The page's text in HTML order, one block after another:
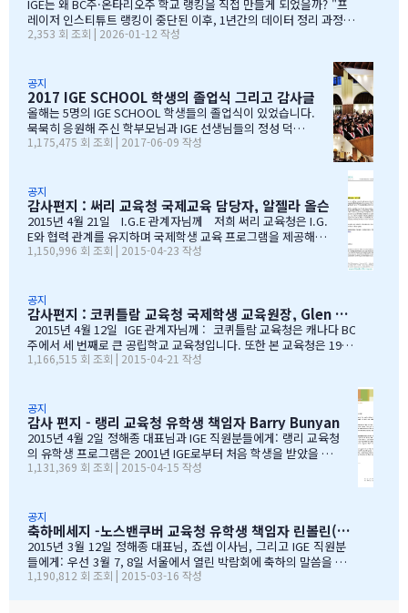
IGE는 왜 BC주·온타리오주 학교 랭킹을 직접 만들게 되었을까? "프
레이저 인스티튜트 랭킹이 중단된 이후, 1년간의 데이터 정리 과정을
공유합니다" 처음부터 랭킹을 만들려던 건 아니었습니다 IGE도 그동
er Institute)의 랭킹을 참고해왔습니다. 학교 상담 시 참고 자료로
활용하기 좋았습니다. 그런데 문제가 생겼습니다. BC주 세컨더리 랭
킹이 지난 7~8년 동안 업데이트되지 않고 있었습니다. 최근 자료로 B
C주 세컨더리 학교들의 현황을 파악하고 싶었는데, 참고할 만한 데이
터가 없어 어려움이 있었습니다. 그래서 직접 자료를 찾아보기 시작
했습니다. '혹시 어딘가에 최신 학업 데이터가 있지 않을까?' 하는 마
2,353 회 조회 | 2026-01-12 작성
공지
2017 IGE SCHOOL 학생의 졸업식 그리고 감사글
올해는 5명의 IGE SCHOOL 학생들의 졸업식이 있었습니다.
묵묵히 응원해 주신 학부모님과 IGE 선생님들의 정성 덕에
모두 원하는 대학에 진학을 하게 되었음을 진심으로 감사드
1:52 39 읽음 한국시간으로 오늘 저녁 st.john졸업식이 시
작됩니다.오늘 졸업식에는 개인적인 사정으로 함께하지 못
하지만아쉬운 마음을 담아 함께 축하의 인사를 전합니다.오
늘 졸업식이 아이들만의 졸업식이 아닌몇년동안 저희 부모
를 대신해 앞장 서 이끌어 주신선생님들의 졸업식이라 해도
나조카처럼 야단도치시고 때로는 버릇없이 한 행동들에도너
그러이 이해해주신 조셉이사님,아이들의 구멍난 빈 자리를
말없이…
1,175,475 회 조회 | 2017-06-09 작성
공지
감사편지 : 써리 교육청 국제교육 담당자, 알젤라 올슨
2015년 4월 21일 I.G.E 관계자님께 저희 써리 교육청은 I.G.
E와 협력 관계를 유지하며 국제학생 교육 프로그램을 제공해올
수 있음에 만족하고 있습니다. I.G.E는 지난 10년간 써리 교육
수 있도록 많은 도움을 주었습니다. 특별히 정해종 대표님을 비
롯한 많은 I.G.E의 직원 여러분께서 종합적인 오리엔테이션과
정착서비스, 방과후 프로그램, 홈스테이 프로그램을 비롯한 다
양한 서비스를 제공해 주시는 등 물심양면의 지원을 해주셨습
니다. 이 같은 집중적 학습관리와 준비 프로그램, 그리고 지속
써리로의 유학을 희망하는 국제학생들을 위해 I.G.E와 협력 관
계를 유지해나갈 수 있…
1,150,996 회 조회 | 2015-04-23 작성
공지
감사편지 : 코퀴틀람 교육청 국제학생 교육원장, Glen Conley
2015년 4월 12일 IGE 관계자님께 : 코퀴틀람 교육청은 캐나다 BC
주에서 세 번째로 큰 공립학교 교육청입니다. 또한 본 교육청은 1999
년부터 ‘국제학생 프로그램’을 제공해왔으며, 현재 캐나다에서 가장
때문에 이루어낼 수 있었던 것이라고 생각합니다. 코퀴틀람 교육청
이 IGE를 통해 국제학생 프로그램을 제공해 온지도 10년이 되어갑니
다. 그리고 이렇게 긴 시간 동안 많은 가족과 학생들이 캐나다에 잘
정착하여 공부할 수 있었던 데에는, 정해종 대표님을 비롯하여 모든 I
GE 직원의 헌신적인 노력이 있었음을 잘 알고 있습니다. 우리는 IGE
1,166,515 회 조회 | 2015-04-21 작성
공지
감사 편지 - 랭리 교육청 유학생 책임자 Barry Bunyan
2015년 4월 2일 정해종 대표님과 IGE 직원분들에게: 랭리 교육청
의 유학생 프로그램은 2001년 IGE로부터 처음 학생을 받았을 때
부터 IGE와 오랜 시간동안 신뢰있는 관계로 좋은 시간을 보내왔습
람회에 참가하길 고대합니다. IGE 직원들은 조직 기술과 정보의
상세함, 그리고 테이블에 앉아 학부모님들과 소통할 때 IGE 통역
사 분들의 친절함과 지지적인 태도는 저에게 지속적으로 깊은 인
상을 줍니다. 랭리는 한국인 가족들이 해외 유학지로 고려할 핵심
유학 지역이 되었습니다. 우리는 서울에 다른 유학원들과도 파트
1,131,369 회 조회 | 2015-04-15 작성
공지
축하메세지 -노스밴쿠버 교육청 유학생 책임자 린볼린(Lynne Bolen) 편지
2015년 3월 12일 정해종 대표님, 죠셉 이사님, 그리고 IGE 직원분
들에게: 우선 3월 7, 8일 서울에서 열린 박람회에 축하의 말씀을 전
합니다. 이 틀간의 박람회를 개최하는 동안 많은 관심을 보여준 한국
1,190,812 회 조회 | 2015-03-16 작성